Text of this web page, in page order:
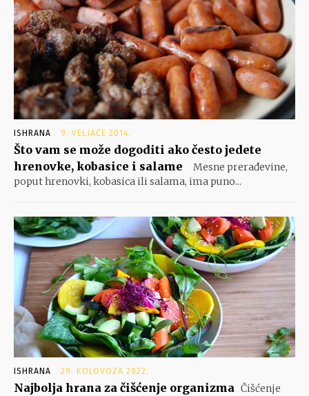
ISHRANA 9. VELJAČE 2014.
Što vam se može dogoditi ako često jedete
hrenovke, kobasice i salame
Mesne prerađevine,
poput hrenovki, kobasica ili salama, ima puno...
ISHRANA 29. KOLOVOZA 2022.
Najbolja hrana za čišćenje organizma Čišćenje